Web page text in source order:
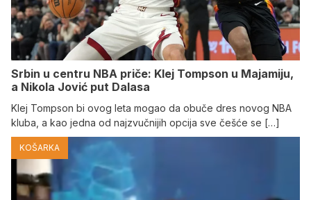
Srbin u centru NBA priče: Klej Tompson u Majamiju,
a Nikola Jović put Dalasa
Klej Tompson bi ovog leta mogao da obuče dres novog NBA
kluba, a kao jedna od najzvučnijih opcija sve češće se […]
KOŠARKA